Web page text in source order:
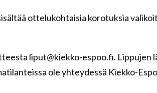
ottelukohtaisia korotuksia
liput@kiekko-espoo.fi. Lippujen
ole yhteydessä Kiekko-